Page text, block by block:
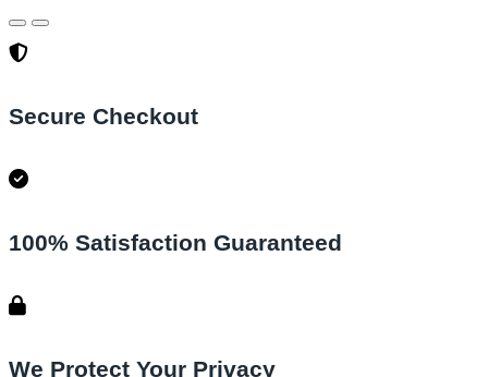
Secure Checkout
100% Satisfaction Guaranteed
We Protect Your Privacy